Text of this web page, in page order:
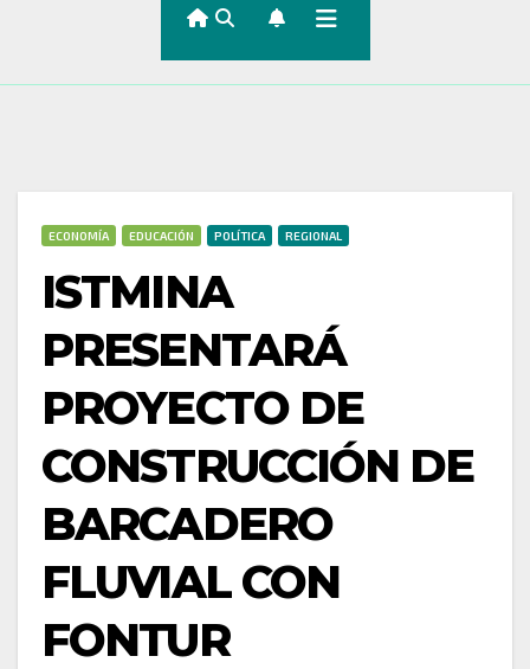
ECONOMÍA EDUCACIÓN POLÍTICA REGIONAL
ISTMINA
PRESENTARÁ
PROYECTO DE
CONSTRUCCIÓN DE
BARCADERO
FLUVIAL CON
FONTUR